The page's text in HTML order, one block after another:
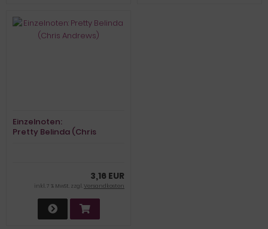
Einzelnoten:
Pretty Belinda (Chris
3,16 EUR
inkl. 7 % MwSt. zzgl.Versandkosten